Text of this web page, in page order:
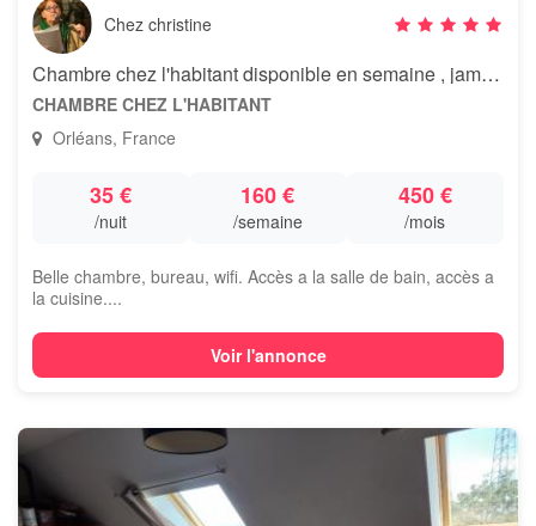
Chez christine
Chambre chez l'habitant disponible en semaine , jamais le we
CHAMBRE CHEZ L'HABITANT
Orléans, France
35 €
/nuit
160 €
/semaine
450 €
/mois
Belle chambre, bureau, wifi. Accès a la salle de bain, accès a
la cuisine....
Voir l'annonce